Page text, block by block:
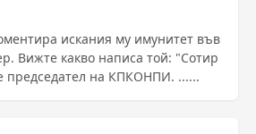
искания му имунитет във
какво написа той: "Сотир
Цацаров вече не е председател на КПКОНПИ. ......